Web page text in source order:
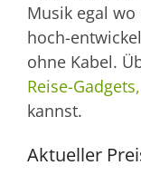
Musik egal
hoch-
ohne Kabel.
Reise-
kannst.
Aktueller